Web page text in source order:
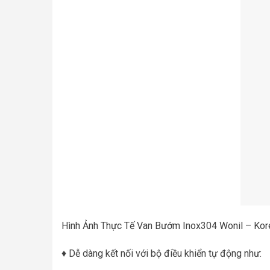
Hình Ảnh Thực Tế Van Bướm Inox304 Wonil –
♦ Dễ dàng kết nối với bộ điều khiển tự động như: